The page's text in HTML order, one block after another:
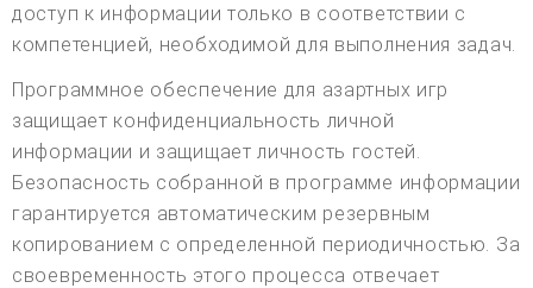
доступ к информации только в соответствии с
компетенцией, необходимой для выполнения задач.
Программное обеспечение для азартных игр
защищает конфиденциальность личной
информации и защищает личность гостей.
Безопасность собранной в программе информации
гарантируется автоматическим резервным
копированием с определенной периодичностью. За
своевременность этого процесса отвечает